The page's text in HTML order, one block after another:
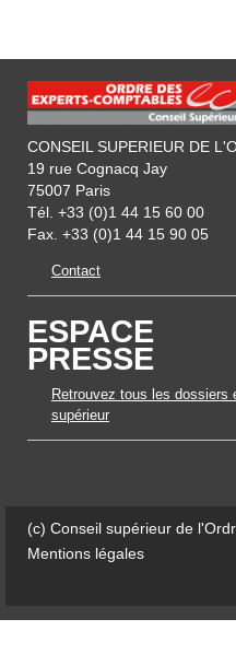
CONSEIL SUPERIEUR DE
19 rue Cognacq Jay
75007 Paris
Tél. +33 (0)1 44 15 60 00
Fax. +33 (0)1 44 15 90 05
Contact
ESPACE
PRESSE
Retrouvez tous les dossiers
supérieur
(c) Conseil supérieur de
Mentions légales